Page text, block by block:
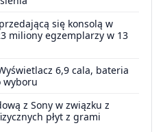
się konsolą w
miliony egzemplarzy w 13
6,9 cala, bateria
wyboru
z Sony w związku z
płyt z grami